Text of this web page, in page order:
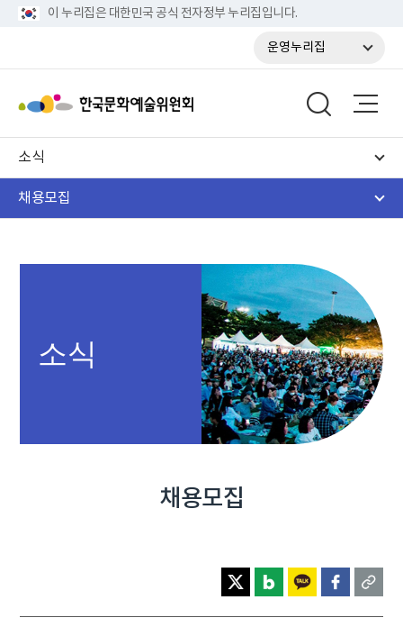
이 누리집은 대한민국 공식 전자정부 누리집입니다.
운영누리집
소식
채용모집
소식
채용모집